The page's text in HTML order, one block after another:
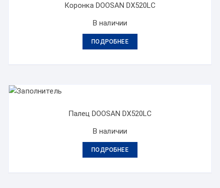
Коронка DOOSAN DX520LC
В наличии
ПОДРОБНЕЕ
Палец DOOSAN DX520LC
В наличии
ПОДРОБНЕЕ